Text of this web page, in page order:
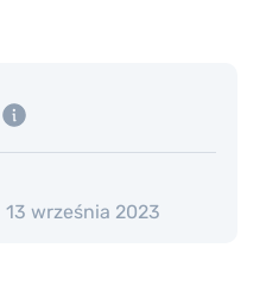
13 września 2023